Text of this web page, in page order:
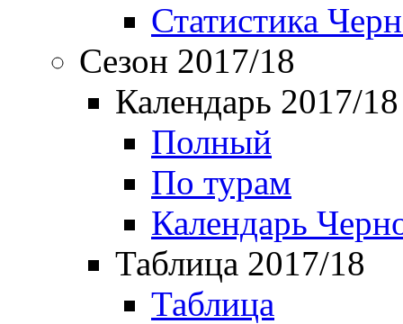
Статистика
Сезон 2017/18
Календарь 2017/18
Полный
По турам
Календарь
Таблица 2017/18
Таблица